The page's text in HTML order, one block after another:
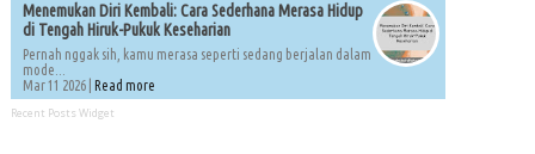
Menemukan Diri Kembali: Cara Sederhana Merasa Hidup
di Tengah Hiruk-Pukuk Keseharian
Pernah nggak sih, kamu merasa seperti sedang berjalan dalam
mode...
Mar 11 2026 | Read more
Recent Posts Widget